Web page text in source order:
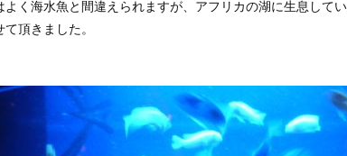
よく海水魚と間違えられますが、アフリカの湖に生息して
頂きました。